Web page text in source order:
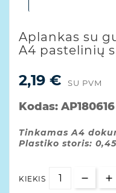
Aplankas su
A4 pastelinių
2,19 € SU PVM
Kodas: AP180616
Tinkamas A4
Plastiko storis:
KIEKIS